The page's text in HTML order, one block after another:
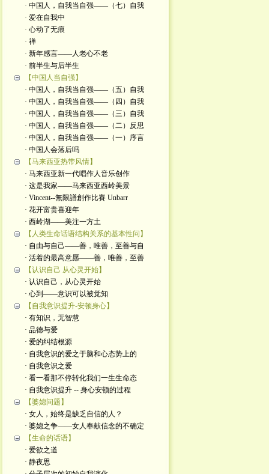
· 中国人，自我当自强——（七）自我
· 爱在自我中
· 心动了无痕
· 禅
· 新年感言——人老心不老
· 前半生与后半生
【中国人当自强】
· 中国人，自我当自强——（五）自我
· 中国人，自我当自强——（四）自我
· 中国人，自我当自强——（三）自我
· 中国人，自我当自强——（二）反思
· 中国人，自我当自强——（一）序言
· 中国人会落后吗
【马来西亚热带风情】
· 马来西亚新一代唱作人音乐创作
· 这是我家——马来西亚西岭美景
· Vincent--無限譜創作比賽 Unbarr
· 花开富贵喜迎年
· 西岭湖——美注一方土
【人类生命话语结构关系的基本性问】
· 自由与自己——善，唯善，至善与自
· 活着的最高意愿——善，唯善，至善
【认识自己 从心灵开始】
· 认识自己，从心灵开始
· 心到——意识可以被觉知
【自我意识提升-安顿身心】
· 有知识，无智慧
· 品德与爱
· 爱的纠结根源
· 自我意识的爱之于脑和心态势上的
· 自我意识之爱
· 看一看那不停转化我们一生生命态
· 自我意识提升 -- 身心安顿的过程
【婆媳问题】
· 女人，始终是缺乏自信的人？
· 婆媳之争——女人奉献信念的不确定
【生命的话语】
· 爱欲之道
· 静夜思